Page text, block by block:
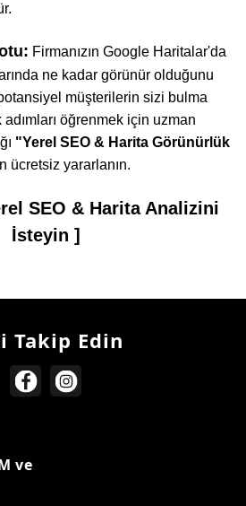
Firmanızın Google Haritalar'da
ne kadar görünür olduğunu
müşterilerin sizi bulma
adımları öğrenmek için uzman
"Yerel SEO & Harita Görünürlük
ücretsiz yararlanın.
SEO & Harita Analizini
İsteyin ]
Takip Edin
ve